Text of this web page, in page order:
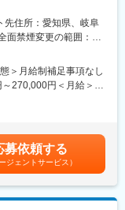
カウンセラーがおり、
がございます。
に関して、6万円（家
いたします。他にも
◎～
料、対策講座を受講
大型工事プロジェクト
先住所：愛知県、岐阜
面禁煙変更の範囲：会
＞月給制補足事項なし
270,000円＜月給＞
募依頼する
ージェントサービス）